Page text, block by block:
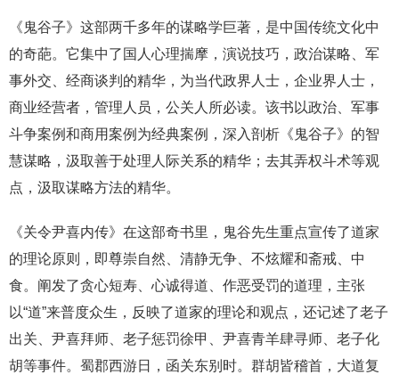
《鬼谷子》这部两千多年的谋略学巨著，是中国传统文化中
的奇葩。它集中了国人心理揣摩，演说技巧，政治谋略、军
事外交、经商谈判的精华，为当代政界人士，企业界人士，
商业经营者，管理人员，公关人所必读。该书以政治、军事
斗争案例和商用案例为经典案例，深入剖析《鬼谷子》的智
慧谋略，汲取善于处理人际关系的精华；去其弄权斗术等观
点，汲取谋略方法的精华。
《关令尹喜内传》在这部奇书里，鬼谷先生重点宣传了道家
的理论原则，即尊崇自然、清静无争、不炫耀和斋戒、中
食。阐发了贪心短寿、心诚得道、作恶受罚的道理，主张
以“道”来普度众生，反映了道家的理论和观点，还记述了老子
出关、尹喜拜师、老子惩罚徐甲、尹喜青羊肆寻师、老子化
胡等事件。蜀郡西游日，函关东别时。群胡皆稽首，大道复